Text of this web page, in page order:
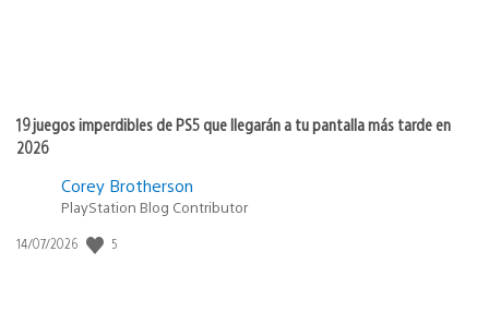
19 juegos imperdibles de PS5 que llegarán a tu pantalla más tarde en
2026
Corey Brotherson
PlayStation Blog Contributor
Fecha
14/07/2026 5